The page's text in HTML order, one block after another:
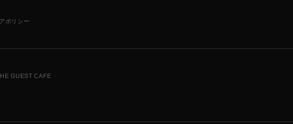
ポリシー
GUEST CAFE